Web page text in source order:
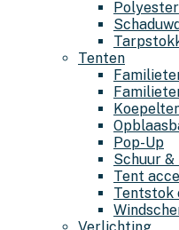
Polyester
Tenten
Pop-Up
Schuur
Tent
Tentstok
Verlichting